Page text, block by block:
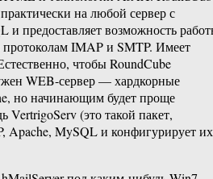
на любой сервер с
и предоставляет возможность
IMAP и SMTP. Имеет
чтобы RoundCube
WEB-сервер — хардкорные
но начинающим будет проще
VertrigoServ (это такой пакет,
Apache, MySQL и конфигурирует их